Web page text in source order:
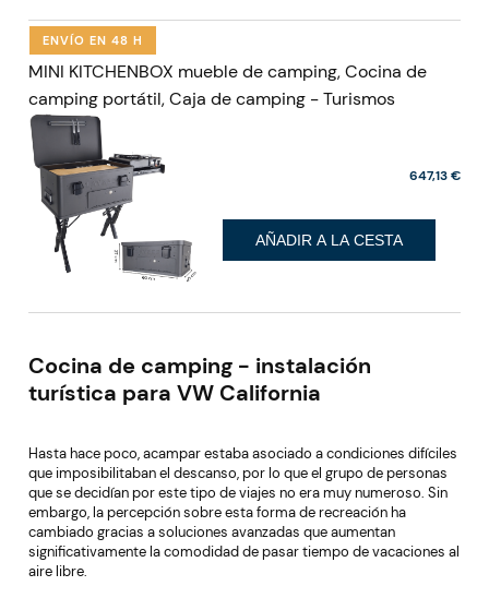
Portabicicletas eléctrico de 67 kg, MTB,
Mountain, Cross, Neumáticos de hasta
Multivan T7, Nuevo California T7,
Multivan Family
MINI KITCHENBOX mueble de camping, Cocina de
camping portátil, Caja de camping - Turismos
647,13 €
AÑADIR A LA CESTA
ENVÍO EN 48 H
Cocina de camping - instalación
turística para VW California
Hasta hace poco, acampar estaba asociado a condiciones difíciles
que imposibilitaban el descanso, por lo que el grupo de personas
que se decidían por este tipo de viajes no era muy numeroso. Sin
embargo, la percepción sobre esta forma de recreación ha
cambiado gracias a soluciones avanzadas que aumentan
significativamente la comodidad de pasar tiempo de vacaciones al
aire libre.